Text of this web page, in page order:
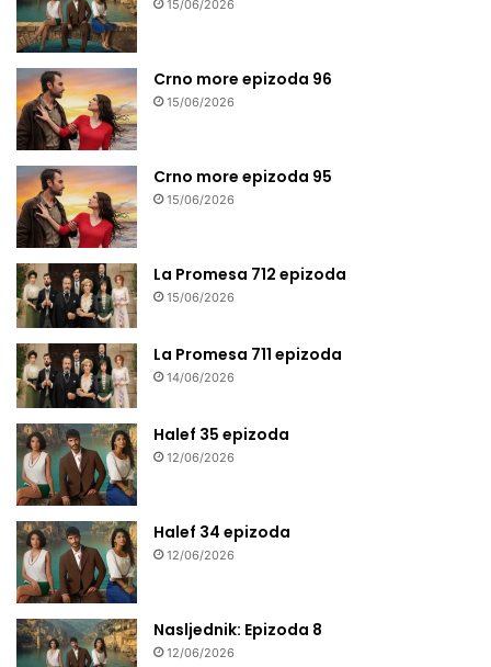
15/06/2026
Crno more epizoda 96
15/06/2026
Crno more epizoda 95
15/06/2026
La Promesa 712 epizoda
15/06/2026
La Promesa 711 epizoda
14/06/2026
Halef 35 epizoda
12/06/2026
Halef 34 epizoda
12/06/2026
Nasljednik: Epizoda 8
12/06/2026